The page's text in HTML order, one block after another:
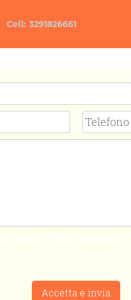
Cell: 3291826661
Accetta e invia